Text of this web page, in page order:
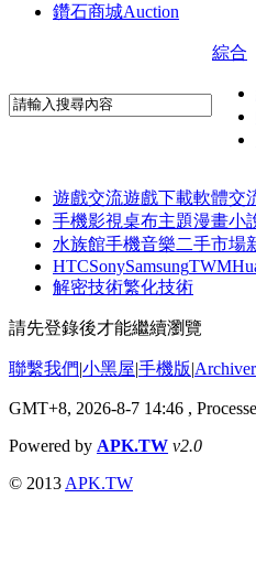
鑽石商城Auction
綜合
遊戲交流遊戲下載軟體交
手機影視桌布主題漫畫小
水族館手機音樂二手市場
HTCSonySamsungTWM
解密技術繁化技術
請先登錄後才能繼續瀏覽
聯繫我們|小黑屋|手機版|Archiver
GMT+8, 2026-8-7 14:46 ,
Powered by APK.TW v2.0
© 2013 APK.TW